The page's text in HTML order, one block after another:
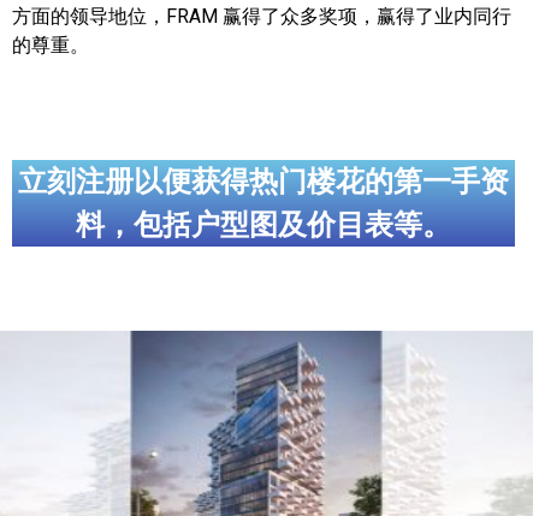
怡陶碧谷楼花项目
密西沙加社区介绍
密西沙加楼花项目
列治文山楼花项目
旺市楼花项目
万锦楼花项目
方面的领导地位，FRAM 赢得了众多奖项，赢得了业内同行
的尊重。
立刻注册以便获得热门楼花的第一手资
料，包括户型图及价目表等。